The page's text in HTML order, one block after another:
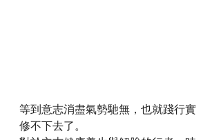
等到意志消盡氣勢馳無，也就踐行實
修不下去了。